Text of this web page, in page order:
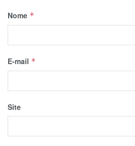
Nome *
E-mail *
Site